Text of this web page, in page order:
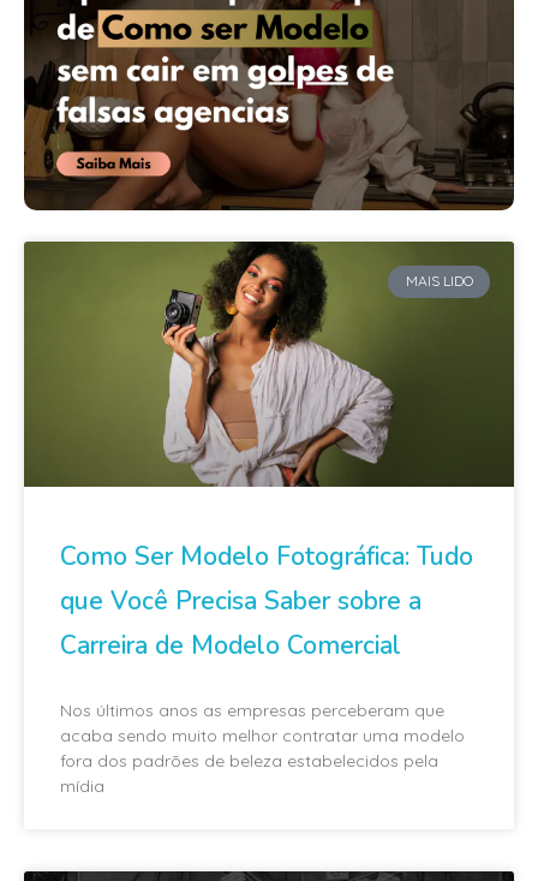
MAIS LIDO
Como Ser Modelo Fotográfica: Tudo
que Você Precisa Saber sobre a
Carreira de Modelo Comercial
Nos últimos anos as empresas perceberam que
acaba sendo muito melhor contratar uma modelo
fora dos padrões de beleza estabelecidos pela
mídia